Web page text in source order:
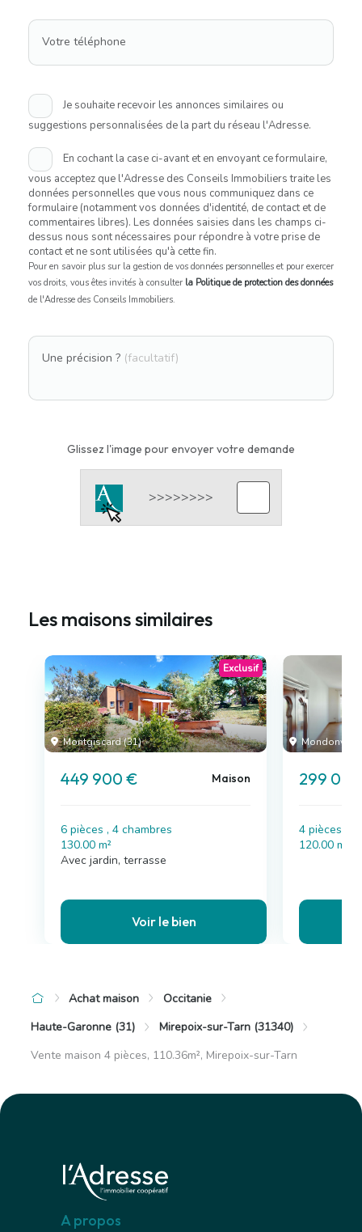
Votre téléphone
Je souhaite recevoir les annonces similaires ou
suggestions personnalisées de la part du réseau l'Adresse.
En cochant la case ci-avant et en envoyant ce formulaire,
vous acceptez que l'Adresse des Conseils Immobiliers traite les
données personnelles que vous nous communiquez dans ce
formulaire (notamment vos données d'identité, de contact et de
commentaires libres). Les données saisies dans les champs ci-
dessus nous sont nécessaires pour répondre à votre prise de
contact et ne sont utilisées qu'à cette fin.
Pour en savoir plus sur la gestion de vos données personnelles et pour exercer
vos droits, vous êtes invités à consulter la Politique de protection des données
de l'Adresse des Conseils Immobiliers.
Une précision ? (facultatif)
Glissez l'image pour envoyer votre demande
Les maisons similaires
Montgiscard (31)
Exclusif
449 900 € Maison
6 pièces , 4 chambres
130.00 m²
Avec jardin, terrasse
Voir le bien
Mondonville
299
4 pièces , 3
120.00 m²
Achat maison
Occitanie
Haute-Garonne (31)
Mirepoix-sur-Tarn (31340)
Vente maison 4 pièces, 110.36m², Mirepoix-sur-Tarn
A propos